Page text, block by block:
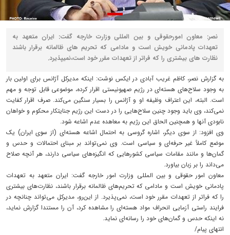
نصر: معاون امورحقوقی و بین المللی وزارت خارجه گفت: ‏ایران متعهد به
تعهدات پادمانی خویش است و مادامی که تحریم های ظالمانه برقرار باشند
نظارت های بیشتری را که فراتر از تعهدات مقرر خود است،نمیپذیرد.
به گزارش نصر، کاظم غریب آبادی در ایکس نوشت: اینکه مدیرکل آژانس برای اولین بار
به وجود سلاح‌های هسته‌ای در رژیم صهیونیستی اقرار کرده، موضوعی قابل توجه و مهم
است. البته، این اعتراف وظیفه او و آژانس را بسیار سنگین می‌کند. صرف اقرار کفایت
نمی‌کند، وی باید وجود چنین سلاح‌هایی را در دست این رژیم جنایتکار محکوم و خواهان
نابودی آنها و همچنین الحاق این رژیم به معاهده عدم اشاعه شود.
وی افزود: ‏از سوی دیگر، اشاره گروسی به احتمال اشاعه هسته‌ای (از سوی ایران) یک
موضع کاملاً غیر حرفه‌ای و سیاسی است. وی نمی‌تواند بر مبنای احتمالات و حدس و
گمان‌ها و مانند مقامات سیاسی کشورهایی که انگیزه‌های سیاسی دارند، هر آنچه صلاح
می‌داند را بر زبان بیاورد.
معاون امور حقوقی و بین المللی وزارت امور خارجه گفت: ‏ایران متعهد به تعهدات
پادمانی خویش است و مادامی که تحریم‌های ظالمانه برقرار باشند، نظارت‌های بیشتری
را که فراتر از تعهدات مقرر خود است، نمی‌پذیرد. از این‌رو، مدیرکل می‌تواند چنانچه در
فرایند راستی آزمایی انحراف مواد هسته‌ای را مشاهده کرد، آن را مستندا گزارش نماید،
نه اینکه حدس و گمان‌های خود را رسانه‌ای نماید.
انتهای پیام/